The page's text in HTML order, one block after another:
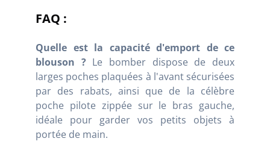
FAQ :
Quelle est la capacité d'emport de ce
blouson ?Le bomber dispose de deux
larges poches plaquées à l'avant sécurisées
par des rabats, ainsi que de la célèbre
poche pilote zippée sur le bras gauche,
idéale pour garder vos petits objets à
portée de main.